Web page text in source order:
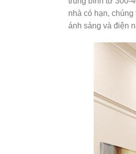
nhà có hạn,
ánh sáng và điện